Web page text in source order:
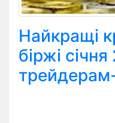
Найкращі
біржі